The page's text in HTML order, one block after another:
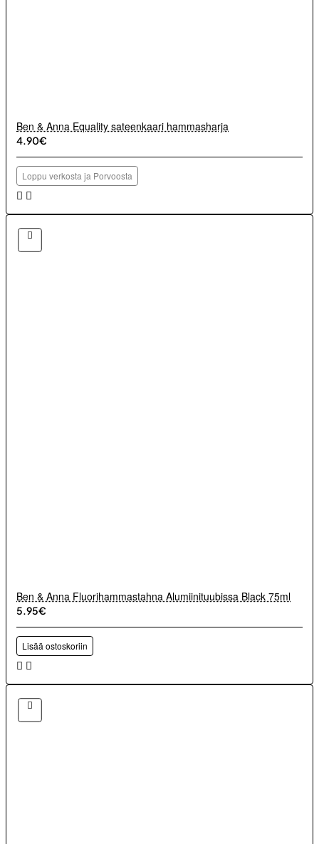
Ben & Anna Equality sateenkaari hammasharja
4.90€
Loppu verkosta ja Porvoosta
Ben & Anna Fluorihammastahna Alumiinituubissa Black 75ml
5.95€
Lisää ostoskoriin